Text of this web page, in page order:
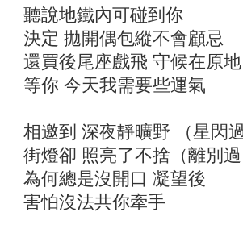
聽說地鐵內可碰到你
決定 拋開偶包縱不會顧忌
還買後尾座戲飛 守候在原地
等你 今天我需要些運氣
相邀到 深夜靜曠野 （星閃過
街燈卻 照亮了不捨（離別過
為何總是沒開口 凝望後
害怕沒法共你牽手